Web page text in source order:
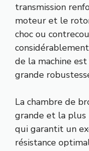
transmission
moteur et le
choc ou
de la machine
grande
La chambre de
grande et la plus
qui garantit un
résistance